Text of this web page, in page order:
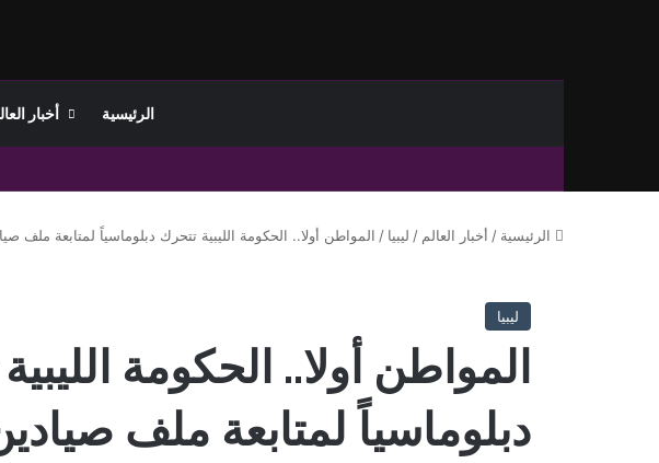
الرئيسية أخبار
الرئيسية / أخبار العالم / ليبيا / المواطن أولا.. الحكومة الليبية تتحرك دبلوماسياً لمتابعة ملف
ليبيا
المواطن أولا.. الحكومة
دبلوماسياً لمتابعة ملف